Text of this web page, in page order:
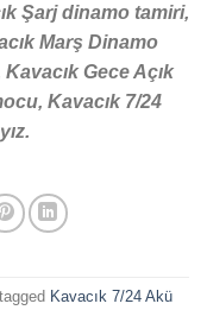
Şarj dinamo tamiri,
Marş Dinamo
Gece Açık
Kavacık 7/24
Kavacık 7/24 Akü